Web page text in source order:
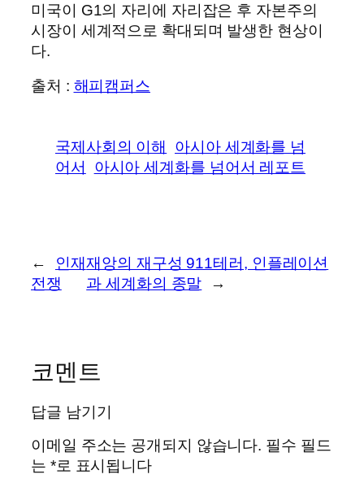
미국이 G1의 자리에 자리잡은 후 자본주의
시장이 세계적으로 확대되며 발생한 현상이
다.
출처 : 해피캠퍼스
국제사회의 이해
아시아 세계화를 넘
어서
아시아 세계화를 넘어서 레포트
←
인재
전쟁
재앙의 재구성 911테러, 인플레이션
과 세계화의 종말
→
코멘트
답글 남기기
이메일 주소는 공개되지 않습니다. 필수 필드
는 *로 표시됩니다